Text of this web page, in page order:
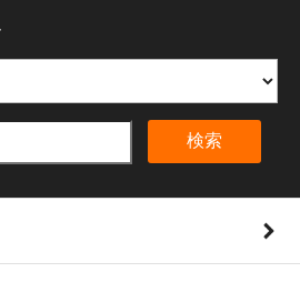
検索